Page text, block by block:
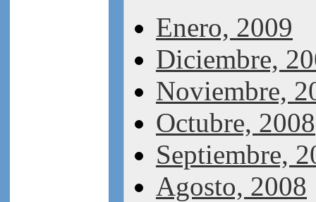
Enero, 2009
Diciembre,
Noviembre,
Octubre, 2008
Septiembre,
Agosto, 2008